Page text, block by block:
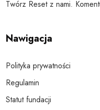
Twórz Reset z nami.
Nawigacja
Polityka prywatności
Regulamin
Statut fundacji